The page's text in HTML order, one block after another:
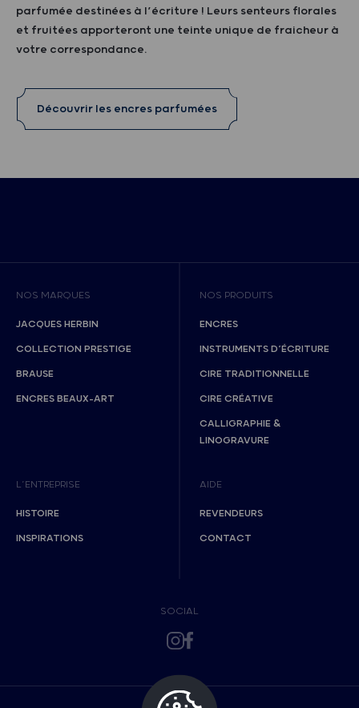
parfumée destinées à l’écriture ! Leurs senteurs florales
et fruitées apporteront une teinte unique de fraicheur à
votre correspondance.
Découvrir les encres parfumées
NOS MARQUES
JACQUES HERBIN
COLLECTION PRESTIGE
BRAUSE
ENCRES BEAUX-ART
NOS PRODUITS
ENCRES
INSTRUMENTS D’ÉCRITURE
CIRE TRADITIONNELLE
CIRE CRÉATIVE
CALLIGRAPHIE &
LINOGRAVURE
L’ENTREPRISE
HISTOIRE
INSPIRATIONS
AIDE
REVENDEURS
CONTACT
SOCIAL